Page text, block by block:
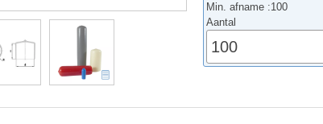
Min. afname :100
Aantal